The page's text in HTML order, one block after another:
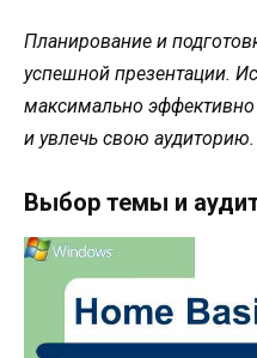
Планирование и
успешной презентации.
максимально
и увлечь свою аудиторию.
Выбор темы и